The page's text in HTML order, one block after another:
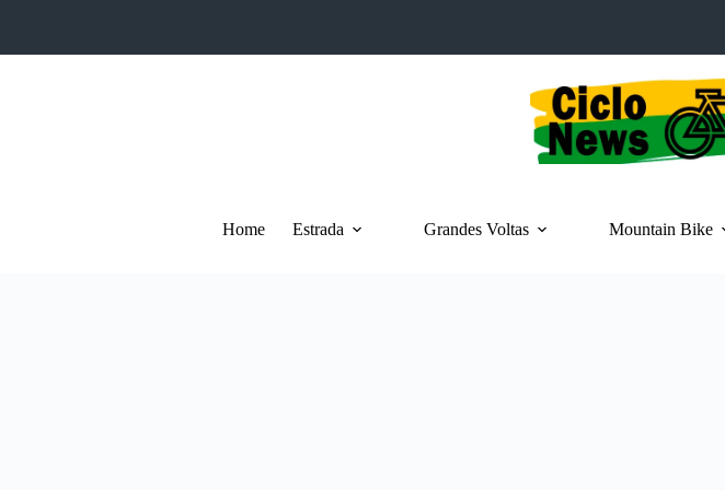
Home Estrada Grandes Voltas Mountain Bike